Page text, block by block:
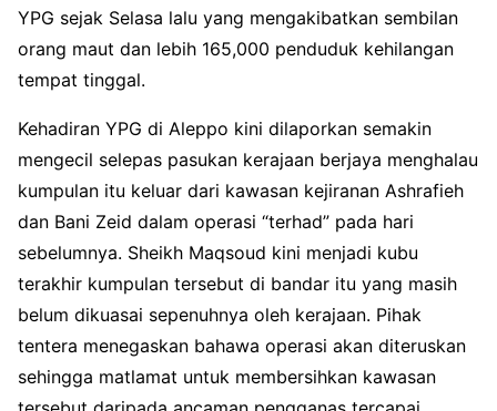
YPG sejak Selasa lalu yang mengakibatkan sembilan
orang maut dan lebih 165,000 penduduk kehilangan
tempat tinggal.
Kehadiran YPG di Aleppo kini dilaporkan semakin
mengecil selepas pasukan kerajaan berjaya menghalau
kumpulan itu keluar dari kawasan kejiranan Ashrafieh
dan Bani Zeid dalam operasi “terhad” pada hari
sebelumnya. Sheikh Maqsoud kini menjadi kubu
terakhir kumpulan tersebut di bandar itu yang masih
belum dikuasai sepenuhnya oleh kerajaan. Pihak
tentera menegaskan bahawa operasi akan diteruskan
sehingga matlamat untuk membersihkan kawasan